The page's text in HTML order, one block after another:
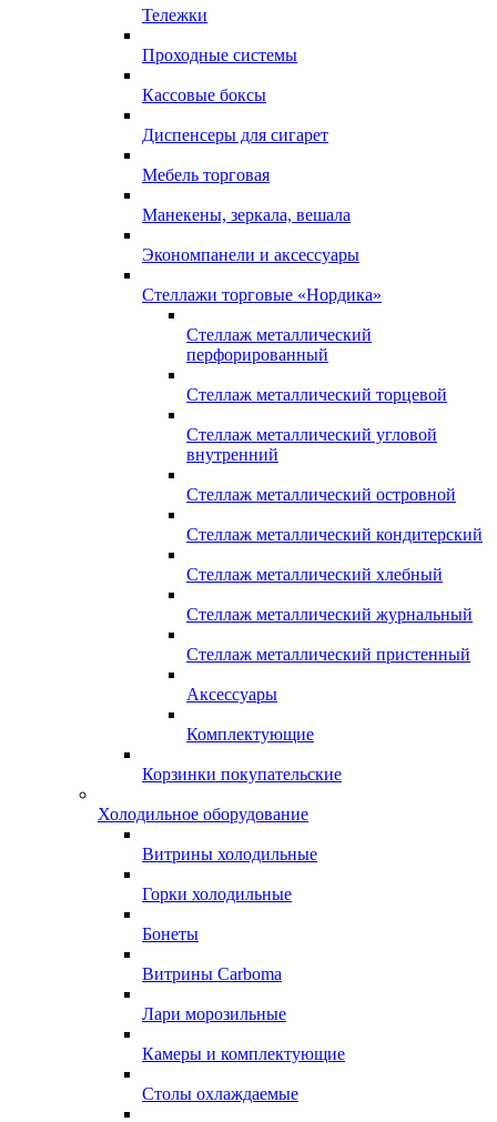
Тележки
Проходные системы
Кассовые боксы
Диспенсеры для сигарет
Мебель торговая
Манекены, зеркала, вешала
Экономпанели и аксессуары
Стеллажи торговые «Нордика»
Стеллаж металлический
перфорированный
Стеллаж металлический торцевой
Стеллаж металлический угловой
внутренний
Стеллаж металлический островной
Стеллаж металлический кондитерский
Стеллаж металлический хлебный
Стеллаж металлический журнальный
Стеллаж металлический пристенный
Аксессуары
Комплектующие
Корзинки покупательские
Холодильное оборудование
Витрины холодильные
Горки холодильные
Бонеты
Витрины Carboma
Лари морозильные
Камеры и комплектующие
Столы охлаждаемые